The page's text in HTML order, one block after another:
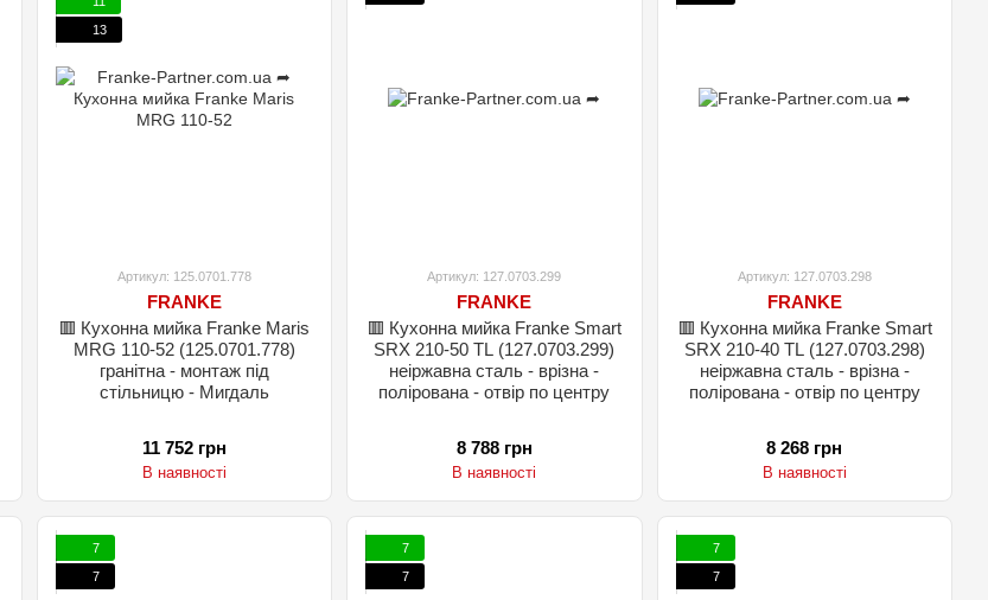
13
Артикул: 125.0701.778
FRANKE
🟥 Кухонна мийка Franke Maris
MRG 110-52 (125.0701.778)
гранітна - монтаж під
стільницю - Мигдаль
11 752 грн
В наявності
Артикул: 127.0703.299
FRANKE
🟥 Кухонна мийка Franke Smart
SRX 210-50 TL (127.0703.299)
неіржавна сталь - врізна -
полірована - отвір по центру
8 788 грн
В наявності
Артикул: 127.0703.298
FRANKE
🟥 Кухонна мийка Franke Smart
SRX 210-40 TL (127.0703.298)
неіржавна сталь - врізна -
полірована - отвір по центру
8 268 грн
В наявності
7
7
7
7
7
7